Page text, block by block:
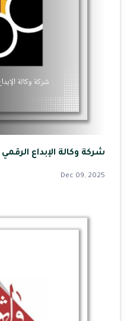
شركة وكالة الإبداع الرقمي
Dec 09, 2025